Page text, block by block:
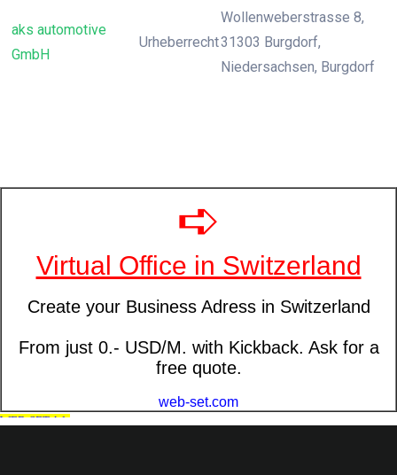
aks automotive
GmbH
Urheberrecht
Wollenweberstrasse 8,
31303 Burgdorf,
Niedersachsen, Burgdorf